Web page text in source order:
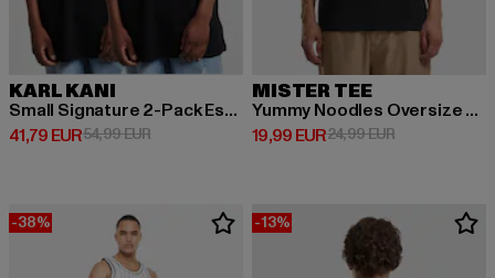
KARL KANI
Small Signature 2-Pack Essential
41,79 EUR
Derzeitiger Preis: 41,79 EUR
54,99 EURAktionspreis: 54,99 EUR
MISTER TEE
Yummy Noodles Oversize Tee
19,99 EUR
Derzeitiger Preis: 19,99 EUR
24,99 EURAktionspreis:
-38% -13%